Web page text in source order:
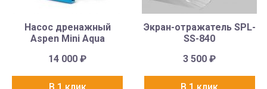
Насос дренажный
Aspen Mini Aqua
14 000₽
Экран-отражатель SPL-
SS-840
3 500₽